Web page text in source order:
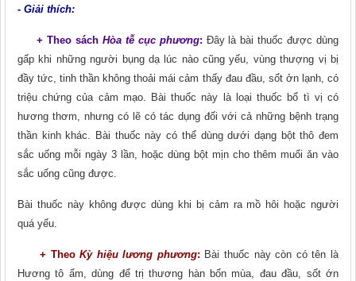
- Giải thích:
+ Theo sáchHòa tễ cục phương: Đây là bài thuốc được dùng
gấp khi những người bụng dạ lúc nào cũng yếu, vùng thượng vị bị
đầy tức, tinh thần không thoải mái cảm thấy đau đầu, sốt ởn lạnh, có
triệu chứng của cảm mạo. Bài thuốc này là loại thuốc bổ tì vị có
hương thơm, nhưng có lẽ có tác dụng đối với cả những bệnh trạng
thần kinh khác. Bài thuốc này có thể dùng dưới dạng bột thô đem
sắc uống mỗi ngày 3 lần, hoặc dùng bột mịn cho thêm muối ǎn vào
sắc uống cũng được.
Bài thuốc này không được dùng khi bị cảm ra mồ hôi hoặc người
quá yếu.
+ TheoKỳ hiệu lương phương: Bài thuốc này còn có tên là
Hương tô ẩm, dùng để trị thương hàn bốn mùa, đau đầu, sốt ớn